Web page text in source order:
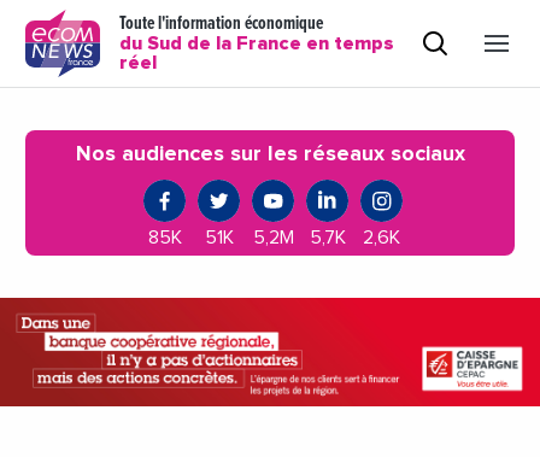
Toute l'information économique
du Sud de la France en temps
réel
Nos audiences sur les réseaux sociaux
85K 51K 5,2M 5,7K 2,6K